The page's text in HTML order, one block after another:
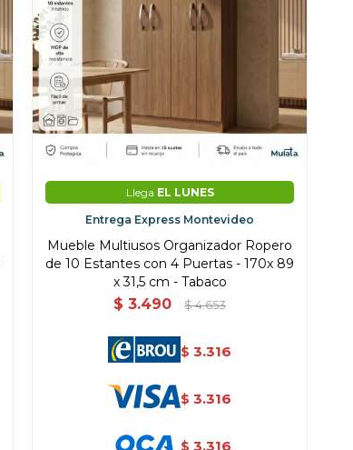
Llega EL LUNES
Entrega Express Montevideo
Mueble Multiusos Organizador Ropero
de 10 Estantes con 4 Puertas - 170x 89
x 31,5 cm - Tabaco
$ 3.490 $ 4.653
$ 3.316
$ 3.316
$ 3.316